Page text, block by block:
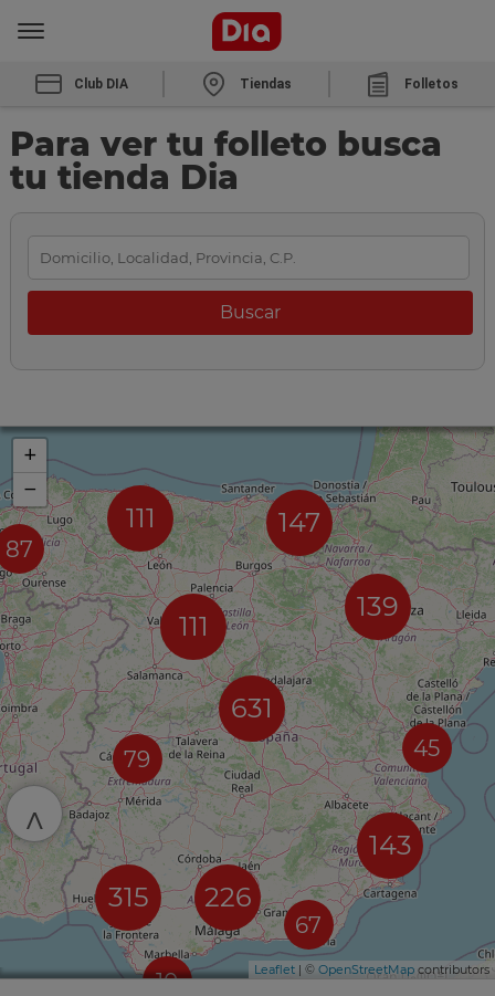
Club DIA Tiendas Folletos
Para ver tu folleto busca
tu tienda Dia
87
111 147
111
79
631
10
226
315
139
67
45
143
+
−
Leaflet | © OpenStreetMap contributors
^